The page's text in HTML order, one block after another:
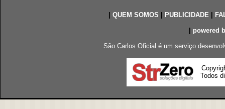
QUEM SOMOS PUBLICIDADE|
powered
São Carlos Oficial é um serviço
Todos